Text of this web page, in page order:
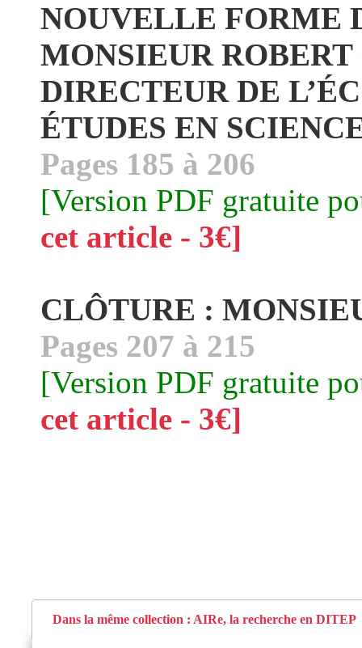
NOUVELLE FORME
MONSIEUR
DIRECTEUR DE
ÉTUDES EN
Pages 185 à 206
[Version PDF gratuite
cet article - 3€]
CLÔTURE :
Pages 207 à 215
[Version PDF gratuite
cet article - 3€]
Dans la même collection : AIRe, la recherche en DITEP